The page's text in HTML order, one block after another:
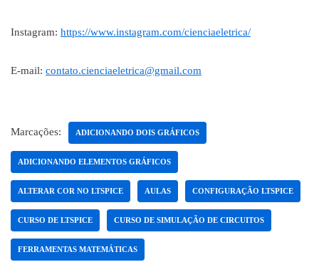
Instagram: https://www.instagram.com/cienciaeletrica/
E-mail: contato.cienciaeletrica@gmail.com
Marcações: ADICIONANDO DOIS GRÁFICOS
ADICIONANDO ELEMENTOS GRÁFICOS
ALTERAR COR NO LTSPICE AULAS CONFIGURAÇÃO LTSPICE
CURSO DE LTSPICE CURSO DE SIMULAÇÃO DE CIRCUITOS
FERRAMENTAS MATEMÁTICAS